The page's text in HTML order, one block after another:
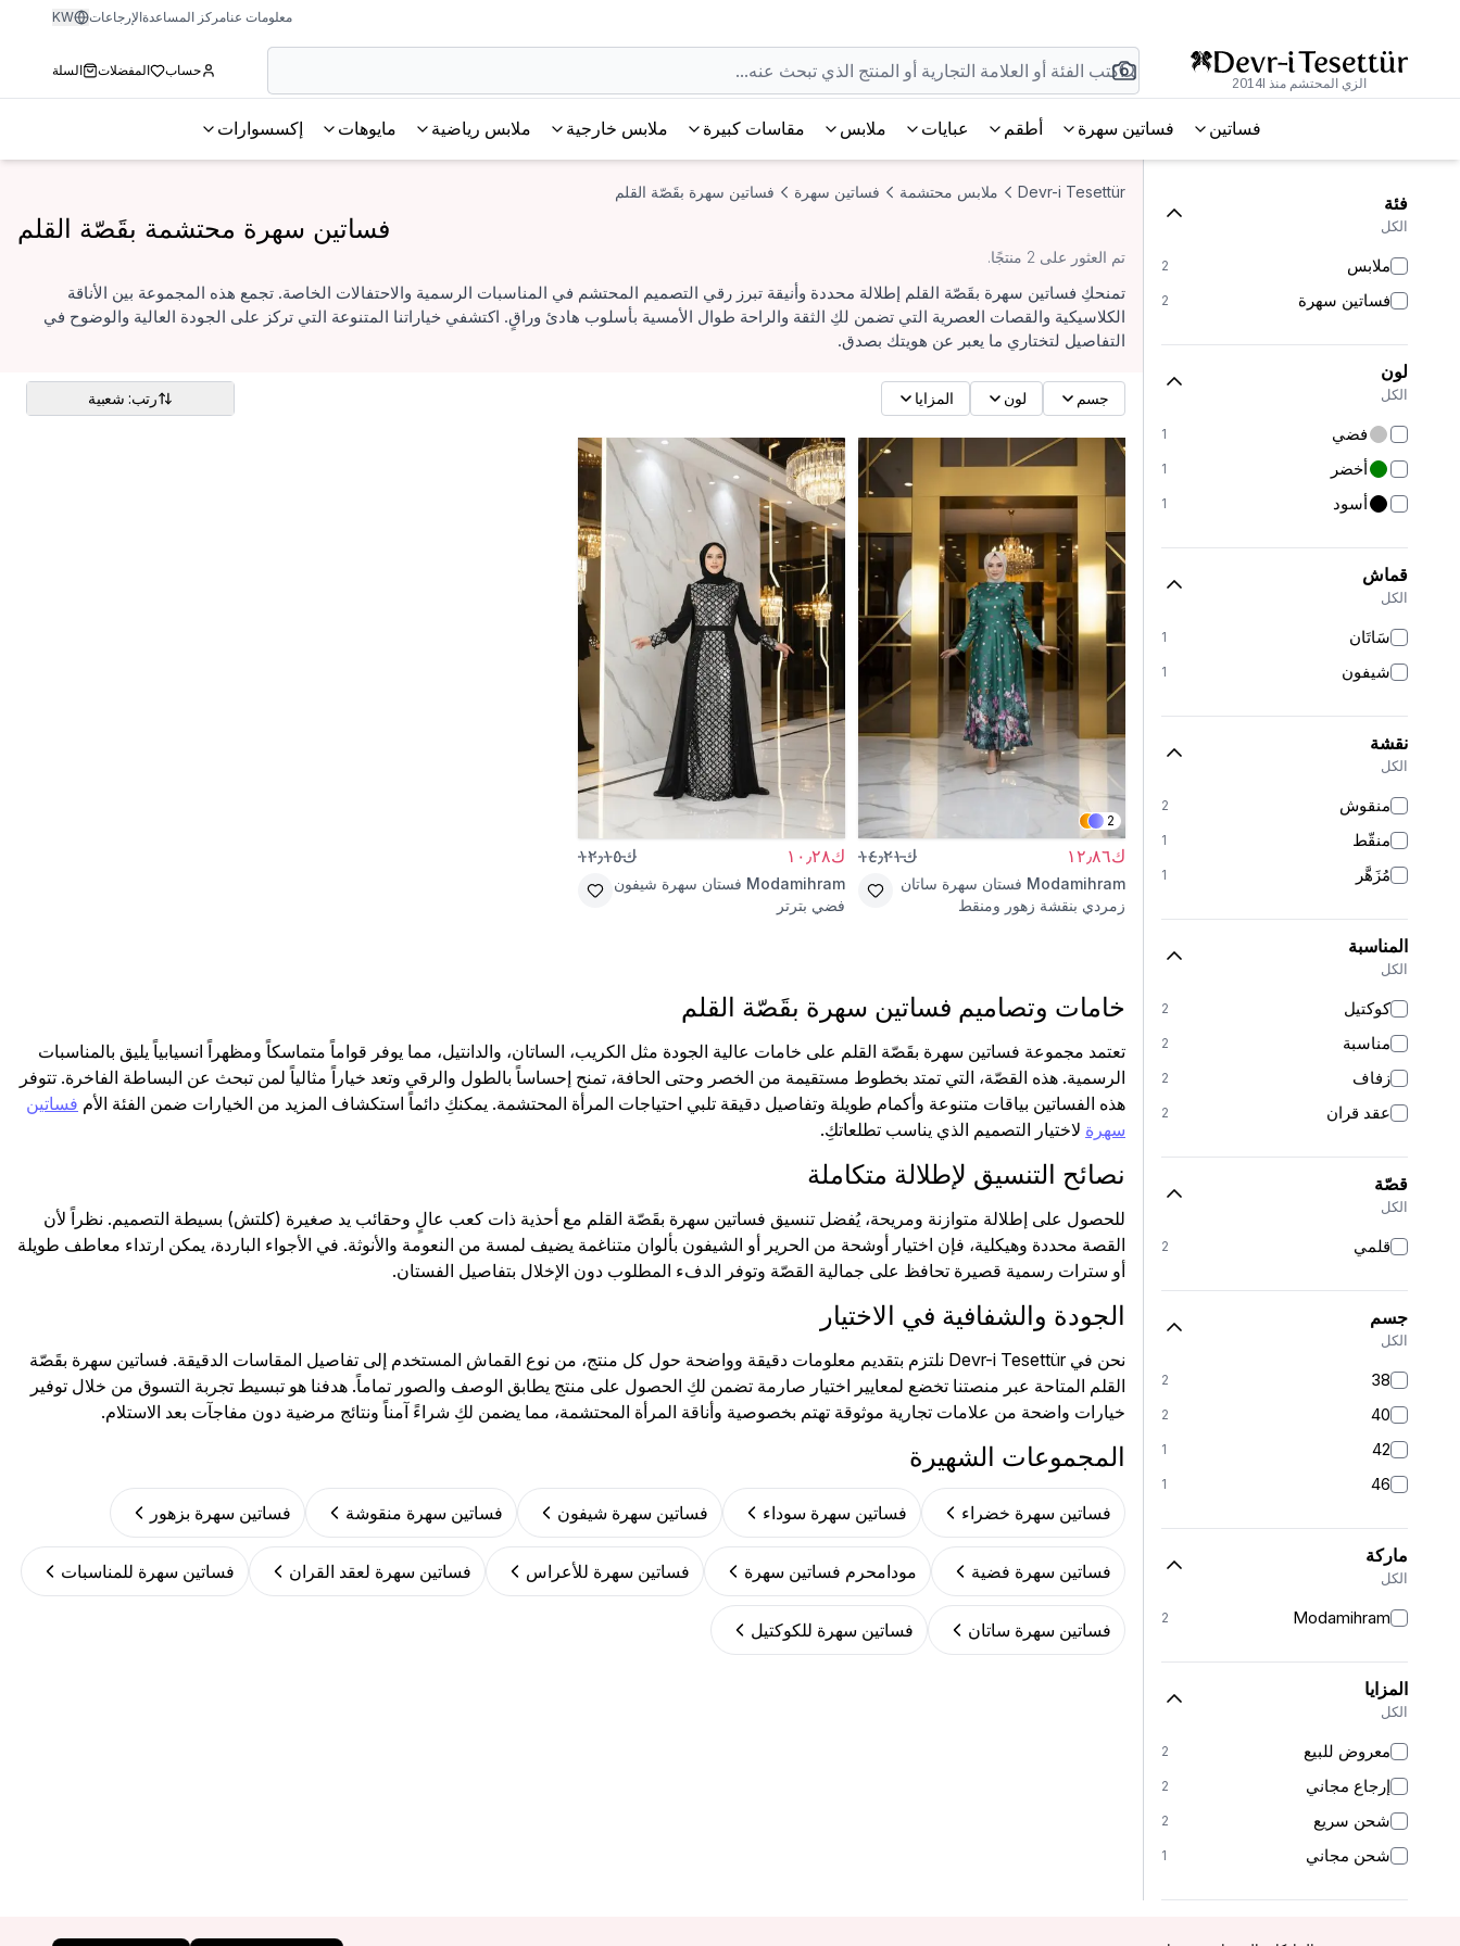
معلومات عنامركز المساعدةالإرجاعات KW
الزي المحتشم منذ 2014l
حساب المفضلات السلة
فساتين فساتين سهرة أطقم عبايات ملابس مقاسات كبيرة ملابس خارجية ملابس رياضية مايوهات إكسسوارات
فئة
الكل
ملابس 2
فساتين سهرة 2
لون
الكل
فضي 1
أخضر 1
أسود 1
قماش
الكل
سَاتَان 1
شيفون 1
نقشة
الكل
منقوش 2
منقّط 1
مُزَهَّر 1
المناسبة
الكل
كوكتيل 2
مناسبة 2
زفاف 2
عقد قران 2
قصّة
الكل
قلمي 2
جسم
الكل
38
2
40
2
42
1
46
1
ماركة
الكل
Modamihram
2
المزايا
الكل
معروض للبيع 2
إرجاع مجاني 2
شحن سريع 2
شحن مجاني 1
Devr-i Tesettür ملابس محتشمة فساتين سهرة فساتين سهرة بقَصّة القلم
فساتين سهرة محتشمة بقَصّة القلم
تم العثور على 2 منتجًا.
تمنحكِ فساتين سهرة بقَصّة القلم إطلالة محددة وأنيقة تبرز رقي التصميم المحتشم في المناسبات الرسمية والاحتفالات الخاصة. تجمع هذه المجموعة بين الأناقة
الكلاسيكية والقصات العصرية التي تضمن لكِ الثقة والراحة طوال الأمسية بأسلوب هادئ وراقٍ. اكتشفي خياراتنا المتنوعة التي تركز على الجودة العالية والوضوح في
التفاصيل لتختاري ما يعبر عن هويتك بصدق.
جسم لون المزايا رتب: شعبية
2
ك١٢٫٨٦ ك١٤٫٢١
Modamihram فستان سهرة ساتان
زمردي بنقشة زهور ومنقط
ك١٠٫٢٨ ك١٢٫١٥
Modamihram فستان سهرة شيفون
فضي بترتر
خامات وتصاميم فساتين سهرة بقَصّة القلم
تعتمد مجموعة فساتين سهرة بقَصّة القلم على خامات عالية الجودة مثل الكريب، الساتان، والدانتيل، مما يوفر قواماً متماسكاً ومظهراً انسيابياً يليق بالمناسبات
الرسمية. هذه القصّة، التي تمتد بخطوط مستقيمة من الخصر وحتى الحافة، تمنح إحساساً بالطول والرقي وتعد خياراً مثالياً لمن تبحث عن البساطة الفاخرة. تتوفر
هذه الفساتين بياقات متنوعة وأكمام طويلة وتفاصيل دقيقة تلبي احتياجات المرأة المحتشمة. يمكنكِ دائماً استكشاف المزيد من الخيارات ضمن الفئة الأم فساتين
سهرة لاختيار التصميم الذي يناسب تطلعاتكِ.
نصائح التنسيق لإطلالة متكاملة
للحصول على إطلالة متوازنة ومريحة، يُفضل تنسيق فساتين سهرة بقَصّة القلم مع أحذية ذات كعب عالٍ وحقائب يد صغيرة (كلتش) بسيطة التصميم. نظراً لأن
القصة محددة وهيكلية، فإن اختيار أوشحة من الحرير أو الشيفون بألوان متناغمة يضيف لمسة من النعومة والأنوثة. في الأجواء الباردة، يمكن ارتداء معاطف طويلة
أو سترات رسمية قصيرة تحافظ على جمالية القصّة وتوفر الدفء المطلوب دون الإخلال بتفاصيل الفستان.
الجودة والشفافية في الاختيار
نحن في Devr-i Tesettür نلتزم بتقديم معلومات دقيقة وواضحة حول كل منتج، من نوع القماش المستخدم إلى تفاصيل المقاسات الدقيقة. فساتين سهرة بقَصّة
القلم المتاحة عبر منصتنا تخضع لمعايير اختيار صارمة تضمن لكِ الحصول على منتج يطابق الوصف والصور تماماً. هدفنا هو تبسيط تجربة التسوق من خلال توفير
خيارات واضحة من علامات تجارية موثوقة تهتم بخصوصية وأناقة المرأة المحتشمة، مما يضمن لكِ شراءً آمناً ونتائج مرضية دون مفاجآت بعد الاستلام.
المجموعات الشهيرة
فساتين سهرة خضراء فساتين سهرة سوداء فساتين سهرة شيفون فساتين سهرة منقوشة فساتين سهرة بزهور
فساتين سهرة فضية مودامحرم فساتين سهرة فساتين سهرة للأعراس فساتين سهرة لعقد القران فساتين سهرة للمناسبات
فساتين سهرة ساتان فساتين سهرة للكوكتيل